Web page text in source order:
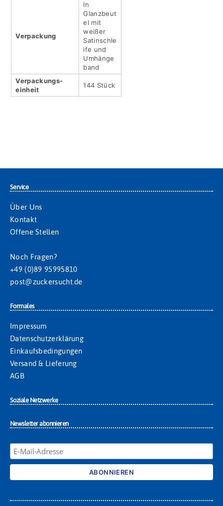
Verpackung
In
Glanzbeut
el mit
weißer
Satinschle
ife und
Umhänge
band
Verpackungs­
einheit
144 Stück
Service
Über Uns
Kontakt
Offene Stellen
Noch Fragen?
+49 (0)89 95995810
post@zuckersucht.de
Formales
Impressum
Datenschutzerklärung
Einkaufsbedingungen
Versand & Lieferung
AGB
Soziale Netzwerke
Newsletter abonnieren